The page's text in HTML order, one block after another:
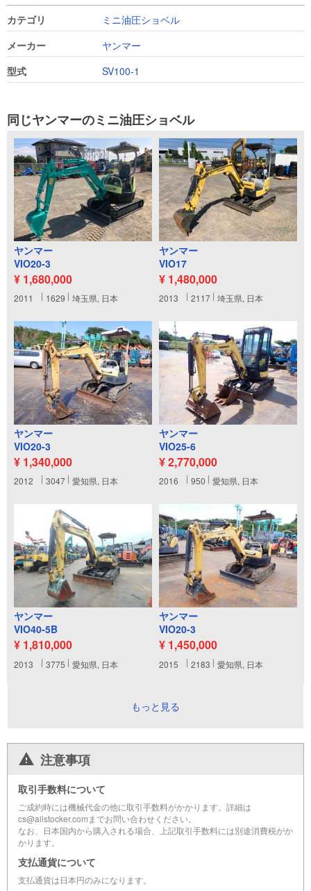
カテゴリ
ミニ油圧ショベル
メーカー
ヤンマー
型式
SV100-1
同じヤンマーのミニ油圧ショベル
ヤンマー
VIO20-3
¥ 1,680,000
2011 1629 埼玉県, 日本
ヤンマー
VIO17
¥ 1,480,000
2013 2117 埼玉県, 日本
ヤンマー
VIO20-3
¥ 1,340,000
2012 3047 愛知県, 日本
ヤンマー
VIO25-6
¥ 2,770,000
2016 950 愛知県, 日本
ヤンマー
VIO40-5B
¥ 1,810,000
2013 3775 愛知県, 日本
ヤンマー
VIO20-3
¥ 1,450,000
2015 2183 愛知県, 日本
もっと見る
注意事項
取引手数料について
ご成約時には機械代金の他に取引手数料がかかります。詳細は
cs@allstocker.comまでお問い合わせください。
なお、日本国内から購入される場合、上記取引手数料には別途消費税がか
かります。
支払通貨について
支払通貨は日本円のみになります。